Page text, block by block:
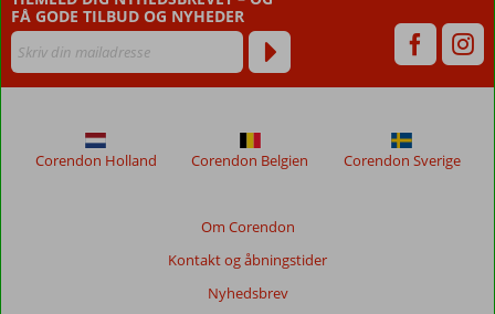
FÅ GODE TILBUD OG NYHEDER
Om Corendon
Kontakt og åbningstider
Nyhedsbrev
Corendon Holland Corendon Belgien Corendon Sverige